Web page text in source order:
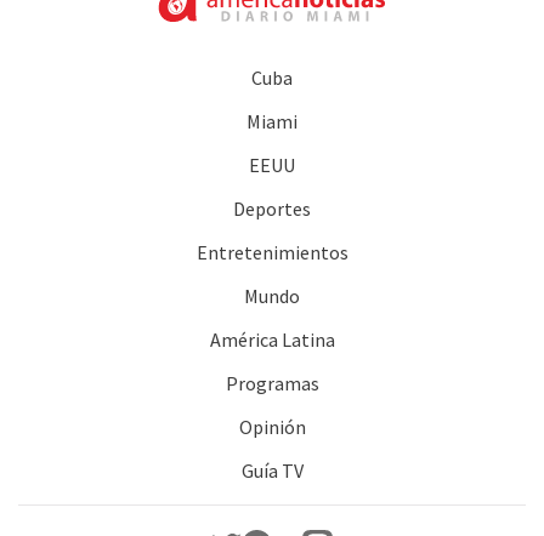
Cuba
Miami
EEUU
Deportes
Entretenimientos
Mundo
América Latina
Programas
Opinión
Guía TV